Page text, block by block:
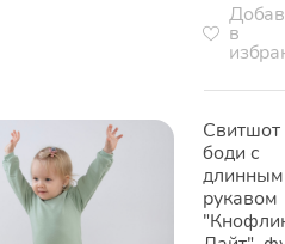
в
Свитшот
боди с
длинным
рукавом